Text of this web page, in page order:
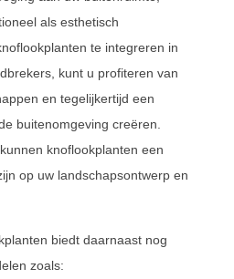
als esthetisch
te integreren in
kunt u profiteren van
en tegelijkertijd een
buitenomgeving creëren.
knoflookplanten een
op uw landschapsontwerp en
biedt daarnaast nog
zoals: